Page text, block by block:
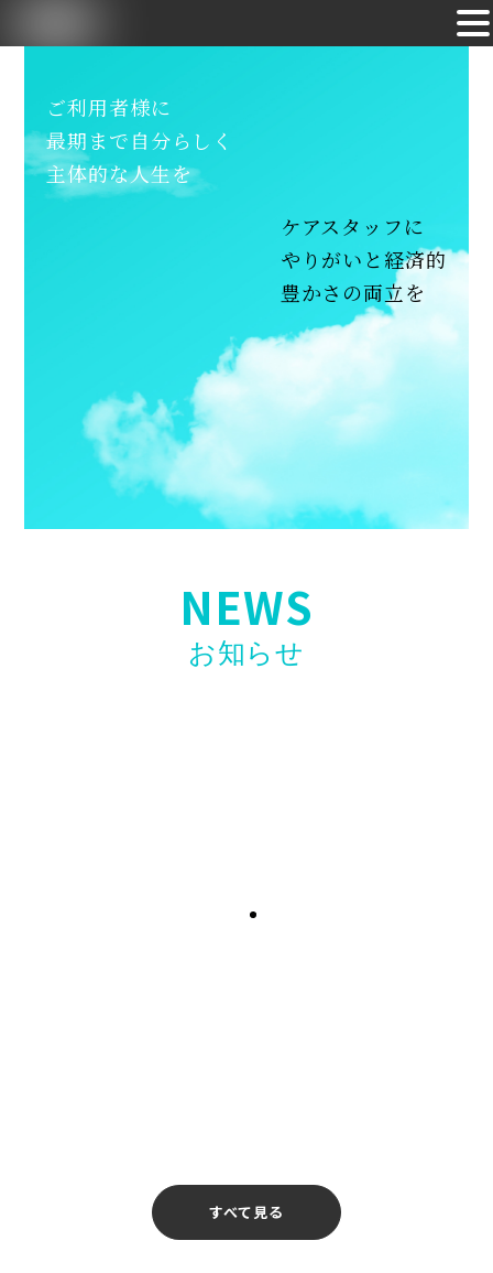
content
ご利用者様に
最期まで自分らしく
主体的な人生を
ケアスタッフに
やりがいと経済的
豊かさの両立を
NEWS
お知らせ
【求人情報】訪問看護スタッフ「入社お祝い金
すべて見る